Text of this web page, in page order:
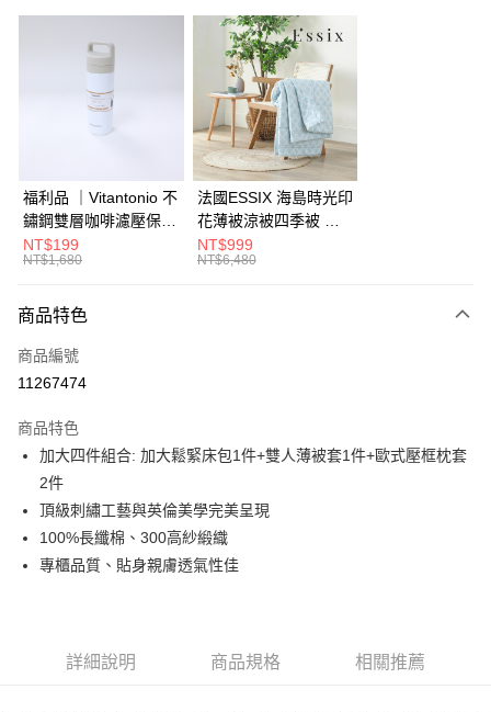
3 期 0 利率 每期 NT$5,043
合作金庫商業銀行
第一商業銀行
彰化商業銀行
台北富邦商業銀行
兆豐國際商業銀行
臺灣中小企業銀行
台中商業銀行
匯豐（台灣）商業銀行
華泰商業銀行
聯邦商業銀行
遠東國際商業銀行
元大商業銀行
台灣樂天信用卡公司
6 期 0 利率 每期 NT$2,521
合作金庫商業銀行
第一商業銀行
彰化商業銀行
台北富邦商業銀行
國泰世華商業銀行
兆豐國際商業銀行
臺灣中小企業銀行
台中商業銀行
匯豐（台灣）商業銀行
聯邦商業銀行
玉山商業銀行
台灣樂天信用卡公司
街口支付
AFTEE先享後付
【關於「AFTEE先享後付」】
AFTEE先享後付是「在收到商品之後才付款」的支付方式。 讓您購物簡單
便利好安心！
１．簡單：不需註冊會員、不需綁卡、不需儲值。
２．便利：只要手機號碼，簡訊認證，即可結帳。
【「AFTEE先享後付」結帳流程】
１．於結帳方式選擇「AFTEE先享後付」後，將跳轉至「AFTEE先享後付」
結帳頁面，進行簡訊認證並確認金額後，即可完成結帳。
２．訂單成立數日內，您將收到繳費通知簡訊。
ATM／網路銀行／等多元方式進行付款，方視為交易完成。
※ 請注意：結帳手續完成當下不需立刻繳費，但若您需要取消訂單，請聯絡
客戶支援中心」 https://netprotections.freshdesk.com/support/home
ATM付款
運送方式
福利品 ｜Vitantonio 不
鏽鋼雙層咖啡濾壓保溫
瓶 奶油白 VCB-10-C
NT$199
NT$1,680
法國ESSIX 海島時光印
花薄被涼被四季被 單
人
NT$999
NT$6,480
商品特色
商品編號
11267474
商品特色
加大四件組合: 加大鬆緊床包1件+雙人薄被套1件+歐式壓框枕套
2件
頂級刺繡工藝與英倫美學完美呈現
100%長纖棉、300高紗緞織
專櫃品質、貼身親膚透氣性佳
詳細說明 商品規格 相關推薦